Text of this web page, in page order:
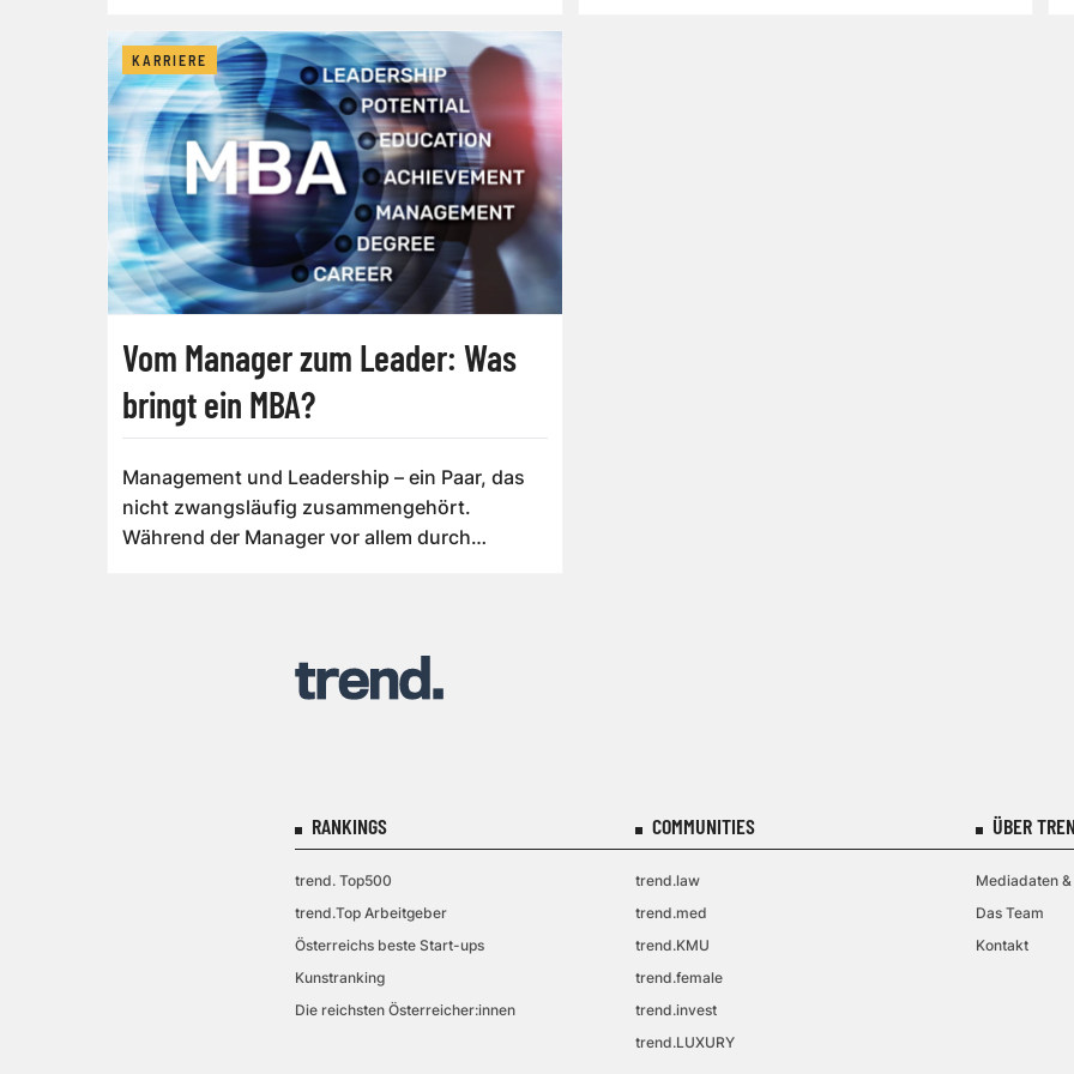
KARRIERE
Vom Manager zum Leader: Was
bringt ein MBA?
Management und Leadership – ein Paar, das
nicht zwangsläufig zusammengehört.
Während der Manager vor allem durch
RANKINGS
trend. Top500
trend.Top Arbeitgeber
Österreichs beste Start-ups
Kunstranking
Die reichsten Österreicher:innen
COMMUNITIES
trend.law
trend.med
trend.KMU
trend.female
trend.invest
trend.LUXURY
ÜBER
Mediadaten
Das Team
Kontakt